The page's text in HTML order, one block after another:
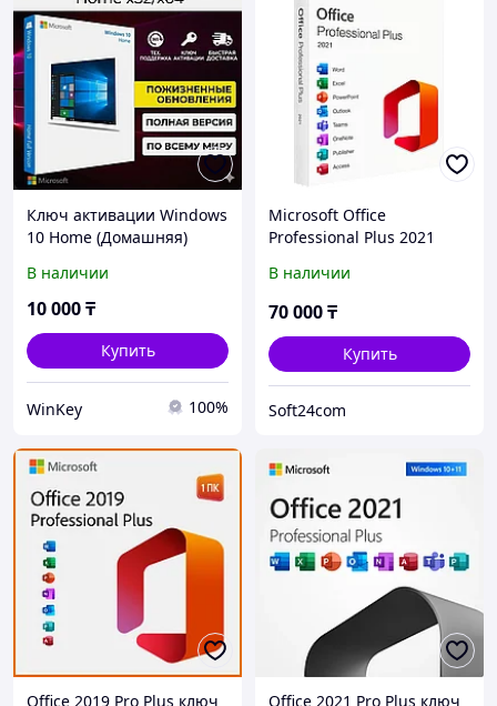
Ключ активации Windows
10 Home (Домашняя)
В наличии
10 000₸
Купить
WinKey 100%
Microsoft Office
Professional Plus 2021
записи.
В наличии
70 000₸
Купить
Soft24com
Office 2019 Pro Plus ключ Office 2021 Pro Plus ключ